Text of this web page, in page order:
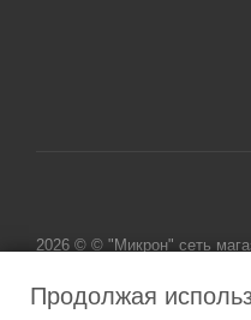
2026 © © "Микрон" сеть
Продолжая